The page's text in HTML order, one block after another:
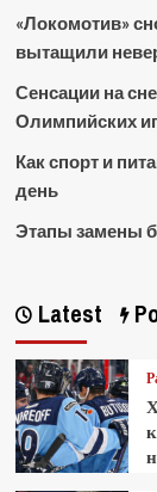
«Локомотив»
вытащили
Сенсации на
Олимпийских
Как спорт и
день
Этапы замены
Latest